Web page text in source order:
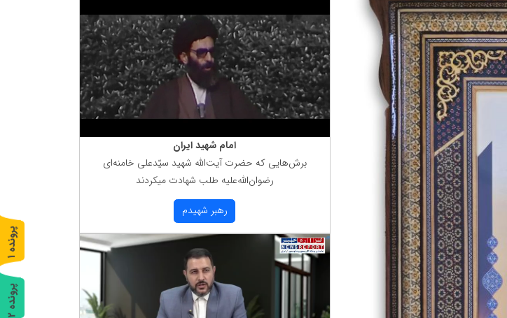
امام شهید ایران
برش‌هایی كه حضرت آیت‌الله شهید سیّدعلی خامنه‌ای
رضوان‌الله‌علیه طلب شهادت میكردند
رهبر شهیدم
پ
ر
و
ن
د
ه
1
پ
ر
و
ن
د
ه
2